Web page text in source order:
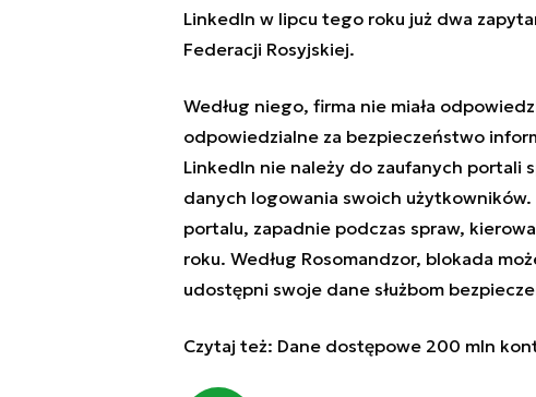
LinkedIn w lipcu tego roku już dwa
Federacji Rosyjskiej.
Według niego, firma nie miała
odpowiedzialne za bezpieczeństwo
LinkedIn nie należy do zaufanych portali
danych logowania swoich
portalu, zapadnie podczas spraw,
roku. Według Rosomandzor, blokada
udostępni swoje dane służbom
Czytaj też: Dane dostępowe 200 mln